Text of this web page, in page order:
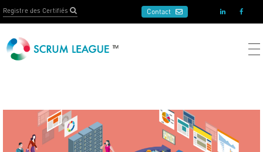
Contact